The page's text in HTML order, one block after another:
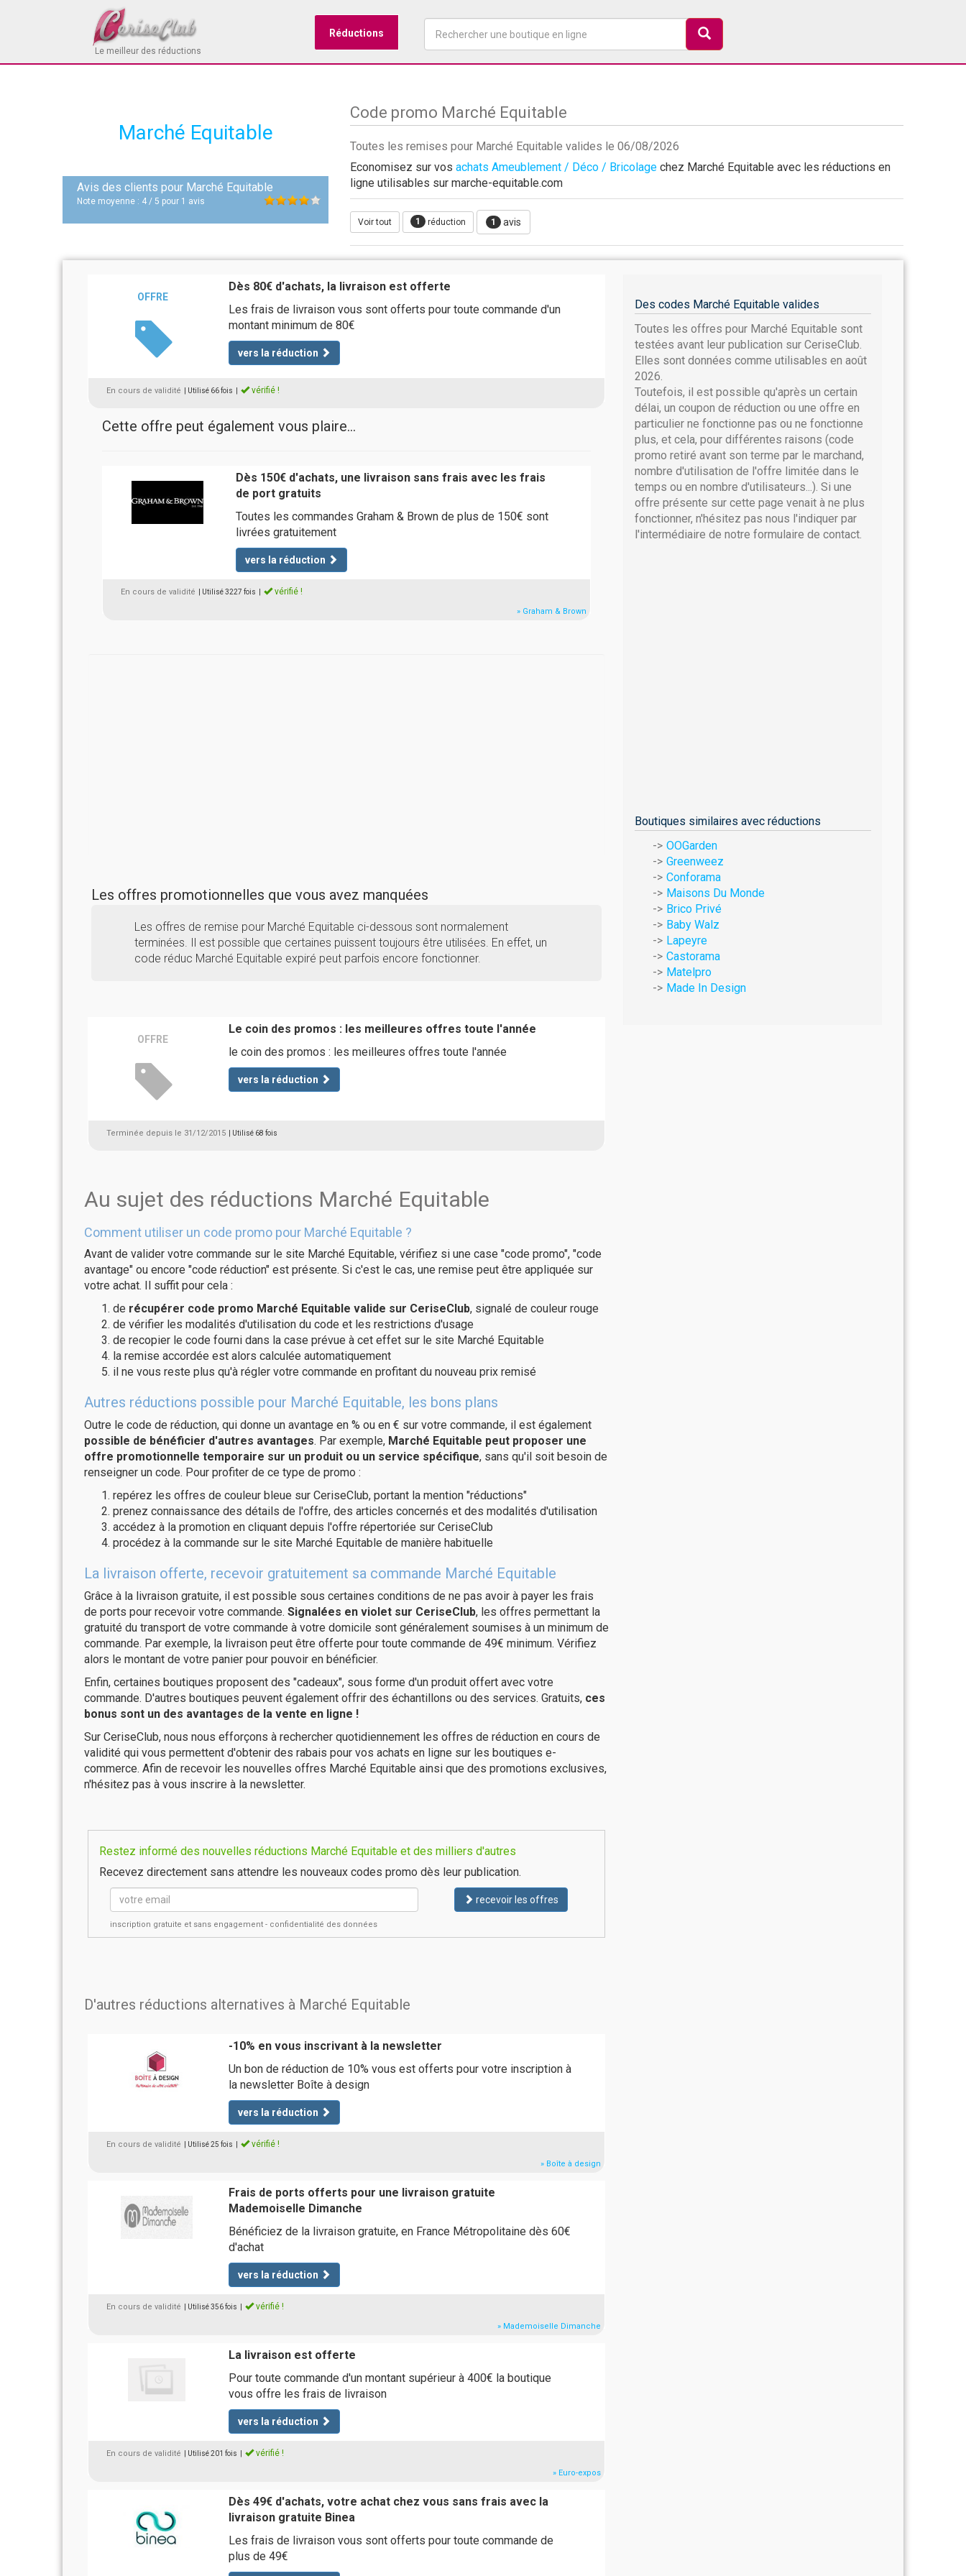
Le meilleur des réductions
Réductions
Marché Equitable
Avis des clients pour Marché Equitable
Note moyenne : 4 / 5 pour 1 avis
Code promo Marché Equitable
Toutes les remises pour Marché Equitable valides le 06/08/2026
Economisez sur vos achats Ameublement / Déco / Bricolage chez Marché Equitable avec les réductions en
ligne utilisables sur marche-equitable.com
Voir tout 1 réduction 1 avis
OFFRE
Dès 80€ d'achats, la livraison est offerte
Les frais de livraison vous sont offerts pour toute commande d'un
montant minimum de 80€
vers la réduction
En cours de validité | Utilisé 66 fois vérifié !
Cette offre peut également vous plaire...
Dès 150€ d'achats, une livraison sans frais avec les frais
de port gratuits
Toutes les commandes Graham & Brown de plus de 150€ sont
livrées gratuitement
vers la réduction
En cours de validité | Utilisé 3227 fois vérifié !
» Graham & Brown
Les offres promotionnelles que vous avez manquées
Les offres de remise pour Marché Equitable ci-dessous sont normalement
terminées. Il est possible que certaines puissent toujours être utilisées. En effet, un
code réduc Marché Equitable expiré peut parfois encore fonctionner.
OFFRE
Le coin des promos : les meilleures offres toute l'année
le coin des promos : les meilleures offres toute l'année
vers la réduction
Terminée depuis le 31/12/2015 | Utilisé 68 fois
Au sujet des réductions Marché Equitable
Comment utiliser un code promo pour Marché Equitable ?
Avant de valider votre commande sur le site Marché Equitable, vérifiez si une case "code promo", "code
avantage" ou encore "code réduction" est présente. Si c'est le cas, une remise peut être appliquée sur
votre achat. Il suffit pour cela :
de récupérer code promo Marché Equitable valide sur CeriseClub, signalé de couleur rouge
de vérifier les modalités d'utilisation du code et les restrictions d'usage
de recopier le code fourni dans la case prévue à cet effet sur le site Marché Equitable
la remise accordée est alors calculée automatiquement
il ne vous reste plus qu'à régler votre commande en profitant du nouveau prix remisé
Autres réductions possible pour Marché Equitable, les bons plans
Outre le code de réduction, qui donne un avantage en % ou en € sur votre commande, il est également
possible de bénéficier d'autres avantages. Par exemple, Marché Equitable peut proposer une
offre promotionnelle temporaire sur un produit ou un service spécifique, sans qu'il soit besoin de
renseigner un code. Pour profiter de ce type de promo :
repérez les offres de couleur bleue sur CeriseClub, portant la mention "réductions"
prenez connaissance des détails de l'offre, des articles concernés et des modalités d'utilisation
accédez à la promotion en cliquant depuis l'offre répertoriée sur CeriseClub
procédez à la commande sur le site Marché Equitable de manière habituelle
La livraison offerte, recevoir gratuitement sa commande Marché Equitable
Grâce à la livraison gratuite, il est possible sous certaines conditions de ne pas avoir à payer les frais
de ports pour recevoir votre commande. Signalées en violet sur CeriseClub, les offres permettant la
gratuité du transport de votre commande à votre domicile sont généralement soumises à un minimum de
commande. Par exemple, la livraison peut être offerte pour toute commande de 49€ minimum. Vérifiez
alors le montant de votre panier pour pouvoir en bénéficier.
Enfin, certaines boutiques proposent des "cadeaux", sous forme d'un produit offert avec votre
commande. D'autres boutiques peuvent également offrir des échantillons ou des services. Gratuits, ces
bonus sont un des avantages de la vente en ligne !
Sur CeriseClub, nous nous efforçons à rechercher quotidiennement les offres de réduction en cours de
validité qui vous permettent d'obtenir des rabais pour vos achats en ligne sur les boutiques e-
commerce. Afin de recevoir les nouvelles offres Marché Equitable ainsi que des promotions exclusives,
n'hésitez pas à vous inscrire à la newsletter.
Restez informé des nouvelles réductions Marché Equitable et des milliers d'autres
Recevez directement sans attendre les nouveaux codes promo dès leur publication.
recevoir les offres
inscription gratuite et sans engagement - confidentialité des données
D'autres réductions alternatives à Marché Equitable
-10% en vous inscrivant à la newsletter
Un bon de réduction de 10% vous est offerts pour votre inscription à
la newsletter Boîte à design
vers la réduction
En cours de validité | Utilisé 25 fois vérifié !
» Boîte à design
Frais de ports offerts pour une livraison gratuite
Mademoiselle Dimanche
Bénéficiez de la livraison gratuite, en France Métropolitaine dès 60€
d'achat
vers la réduction
En cours de validité | Utilisé 356 fois vérifié !
» Mademoiselle Dimanche
La livraison est offerte
Pour toute commande d'un montant supérieur à 400€ la boutique
vous offre les frais de livraison
vers la réduction
En cours de validité | Utilisé 201 fois vérifié !
» Euro-expos
Dès 49€ d'achats, votre achat chez vous sans frais avec la
livraison gratuite Binea
Les frais de livraison vous sont offerts pour toute commande de
plus de 49€
Des codes Marché Equitable valides
Toutes les offres pour Marché Equitable sont
testées avant leur publication sur CeriseClub.
Elles sont données comme utilisables en août
2026.
Toutefois, il est possible qu'après un certain
délai, un coupon de réduction ou une offre en
particulier ne fonctionne pas ou ne fonctionne
plus, et cela, pour différentes raisons (code
promo retiré avant son terme par le marchand,
nombre d'utilisation de l'offre limitée dans le
temps ou en nombre d'utilisateurs...). Si une
offre présente sur cette page venait à ne plus
fonctionner, n'hésitez pas nous l'indiquer par
l'intermédiaire de notre formulaire de contact.
Boutiques similaires avec réductions
OOGarden
Greenweez
Conforama
Maisons Du Monde
Brico Privé
Baby Walz
Lapeyre
Castorama
Matelpro
Made In Design